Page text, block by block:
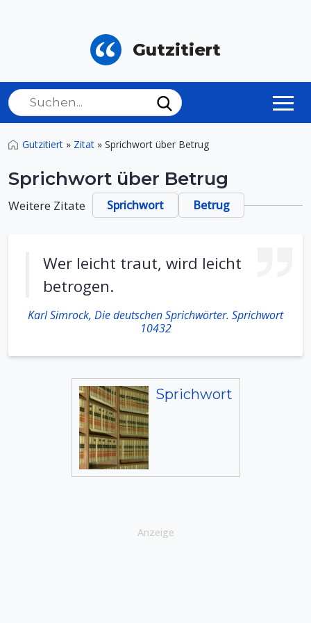
Gutzitiert
Gutzitiert » Zitat » Sprichwort über Betrug
Sprichwort über Betrug
Weitere Zitate Sprichwort Betrug
Wer leicht traut, wird leicht
betrogen.
Karl Simrock, Die deutschen Sprichwörter. Sprichwort
10432
Sprichwort
Anzeige